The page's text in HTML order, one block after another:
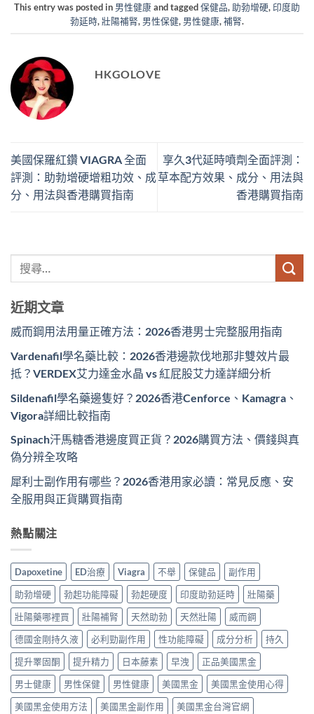
This entry was posted in 男性健康and tagged保健品, 助勃增硬, 印度助
勃延時,壯陽補腎, 男性保健, 男性健康,補腎.
HKGOLOVE
美國保羅紅鑽 VIAGRA 全面
評測：助勃增硬增粗功效、成
分、用法與香港購買指南
享久3代延時噴劑全面評測：
草本配方效果、成分、用法與
香港購買指南
近期文章
威而鋼用法用量正確方法：2026香港男士完整服用指南
Vardenafil學名藥比較：2026香港邊款伐地那非雙效片最
抵？VERDEX艾力達金水晶 vs 紅屁股艾力達詳細分析
Sildenafil學名藥邊隻好？2026香港Cenforce、Kamagra、
Vigora詳細比較指南
Spinach汗馬糖香港邊度買正貨？2026購買方法、價錢與真
偽分辨全攻略
犀利士副作用有哪些？2026香港用家必讀：常見反應、安
全服用與正貨購買指南
熱點關注
Dapoxetine ED治療 Viagra 不舉 保健品
副作用
助勃增硬
勃起功能障礙 勃起硬度 印度助勃延時
壯陽藥
壯陽藥哪裡買
壯陽補腎 天然助勃 天然壯陽
威而鋼
德國金剛持久液
必利勁副作用 性功能障礙 成分分析
持久
提升睪固酮
提升精力 日本藤素 早洩
正品美國黑金
男士健康
男性保健 男性健康 美國黑金
美國黑金使用心得
美國黑金使用方法
美國黑金副作用 美國黑金台灣官網